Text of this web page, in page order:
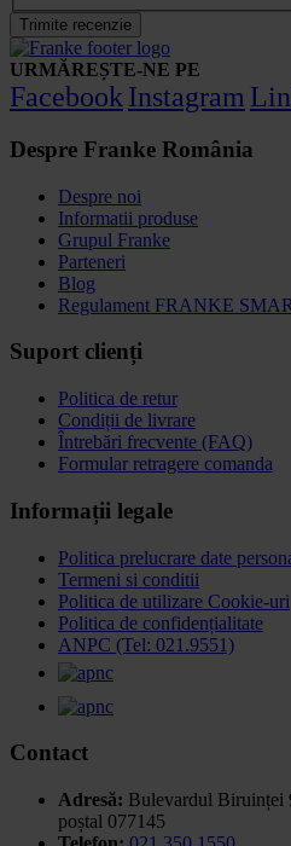
Trimite recenzie
URMĂREȘTE-NE PE
FacebookInstagram
Despre Franke România
Despre noi
Informatii produse
Grupul Franke
Parteneri
Blog
Regulament FRANKE
Suport clienți
Politica de retur
Condiții de livrare
Întrebări frecvente (FAQ)
Formular retragere comanda
Informații legale
Politica prelucrare date
Termeni si conditii
Politica de utilizare Cookie-uri
Politica de confidențialitate
ANPC (Tel: 021.9551)
Contact
Adresă: Bulevardul Biruinței
poștal 077145